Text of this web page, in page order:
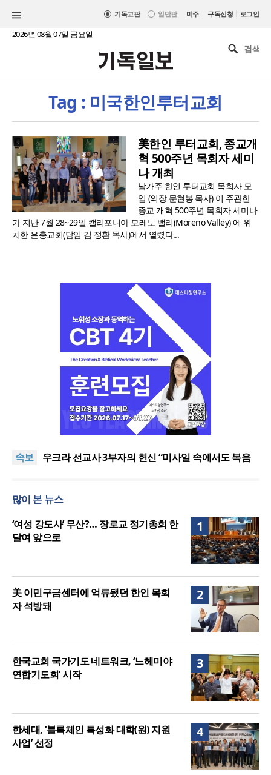
기독교판 일반판 미주 구독신청 | 로그인
2026년 08월 07일 금요일
Tag : 미국한인루터교회
美한인 루터교회, 종교개
혁 500주년 목회자 세미
나 개최
남가주 한인 루터교회 목회자 모
임 (의장 문현봉 목사) 이 주관한
종교 개혁 500주년 목회자 세미나
가 지난 7월 28~29일 캘리포니아 모레노 밸리(Moreno Valley) 에 위
치한 은총교회(담임 김 정환 목사)에서 열렸다...
속보
[최원호 목사의 영혼의 양식 63] 말씀은 같은데 왜 열
우크라 선교사 3부자의 헌신 “미사일 속에서도 복음
강력 반발
[최원호 목사의 영혼의 양식 63] 말씀은 같은데 왜 열
美 이민구금센터에 억류됐던 한인 목회자 석방돼
많이 본 뉴스
1
‘여성 강도사’ 무산?… 장로교 정기총회 한
달여 앞으로
2
美 이민구금센터에 억류됐던 한인 목회
자 석방돼
3
한국교회 국가기도 네트워크, ‘느헤미야
연합기도회’ 시작
4
한세대, ‘블록체인 특성화 대학(원) 지원
사업’ 선정